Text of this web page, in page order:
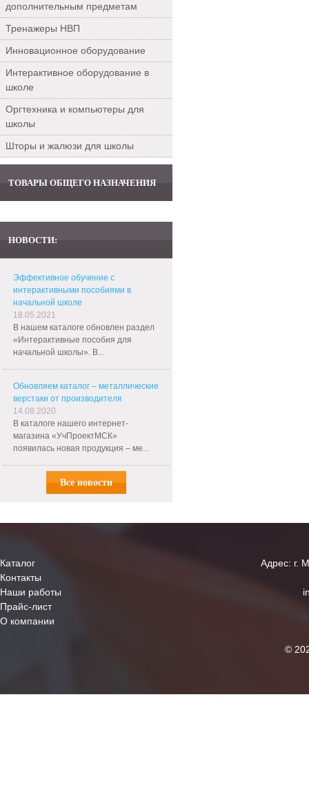
дополнительным предметам
Тренажеры НВП
Инновационное оборудование
Интерактивное оборудование в
школе
Оргтехника и компьютеры для
школы
Шторы и жалюзи для школы
ТОВАРЫ ОБЩЕГО НАЗНАЧЕНИЯ
НОВОСТИ:
Эффективное обучение с
интерактивными пособиями в
начальной школе
18.05.2021
В нашем каталоге обновлен раздел
«Интерактивные пособия для
начальной школы». В...
Обновляем каталог – металлические
верстаки от производителя
14.08.2020
В каталоге нашего интернет-
магазина «УчПроектМСК»
появилась новая продукция – ме...
Все новости
Каталог
Контакты
Наши работы
Прайс-лист
О компании
Адрес: г.
©